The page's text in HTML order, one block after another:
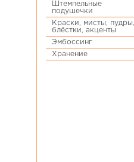
Штемпельные
подушечки
Краски, мисты, пудры,
блёстки, акценты
Эмбоссинг
Хранение